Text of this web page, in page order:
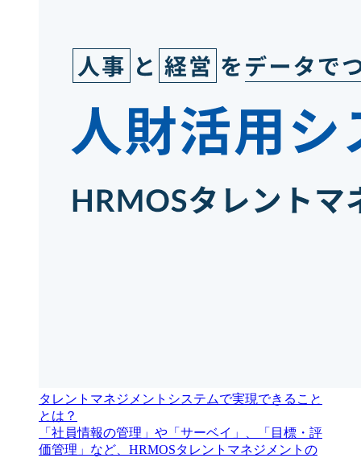
タレントマネジメントシステムで実現できること
とは？
「社員情報の管理」や「サーベイ」、「目標・評
価管理」など、HRMOSタレントマネジメントの